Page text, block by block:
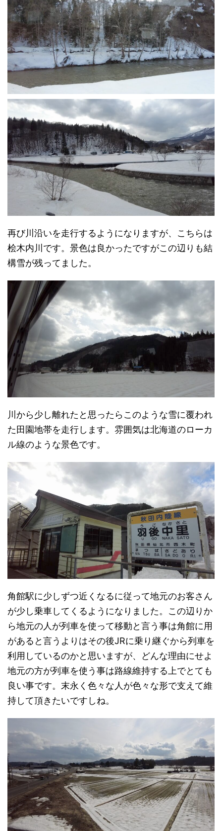
再び川沿いを走行するようになりますが、こちらは
桧木内川です。景色は良かったですがこの辺りも結
構雪が残ってました。
川から少し離れたと思ったらこのような雪に覆われ
た田園地帯を走行します。雰囲気は北海道のローカ
ル線のような景色です。
角館駅に少しずつ近くなるに従って地元のお客さん
が少し乗車してくるようになりました。この辺りか
ら地元の人が列車を使って移動と言う事は角館に用
があると言うよりはその後JRに乗り継ぐから列車を
利用しているのかと思いますが、どんな理由にせよ
地元の方が列車を使う事は路線維持する上でとても
良い事です。末永く色々な人が色々な形で支えて維
持して頂きたいですしね。